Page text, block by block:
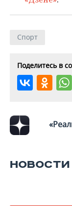
ВОЛЕЙБОЛ
КИБЕРСПОРТ
ФИГУРНОЕ
ВОДНЫЕ
ИСТОРИЯ
КУЛЬТУРА
МЕДИЦИНА
ОБРАЗОВАНИЕ
СПИСОК
СПИСОК
ПОЛНАЯ
Спорт
Поделитесь в